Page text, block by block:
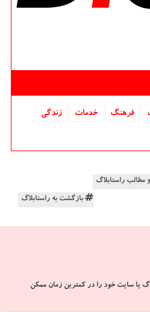
فرهنگ خدمات
زندگی
مطالب راستابلاگ
بازگشت به راستابلاگ
یا سایت خود را در کمترین زمان ممکن